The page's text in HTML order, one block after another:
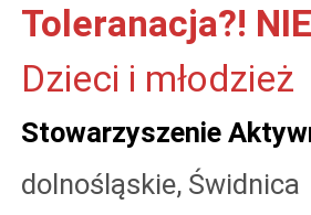
Toleranacja?!
Dzieci i młodzież
Stowarzyszenie
dolnośląskie, Świdnica